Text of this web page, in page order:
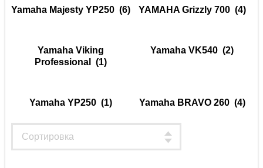
Yamaha Majesty YP250 (6) YAMAHA Grizzly 700(4)
Yamaha Viking
Professional
(1)
Yamaha VK540 (2)
Yamaha YP250 (1) Yamaha BRAVO 260(4)